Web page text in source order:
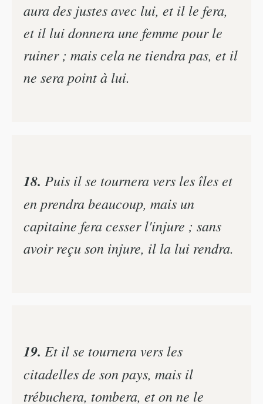
aura des justes avec lui, et il le fera,
et il lui donnera une femme pour le
ruiner ; mais cela ne tiendra pas, et il
ne sera point à lui.
18. Puis il se tournera vers les îles et
en prendra beaucoup, mais un
capitaine fera cesser l'injure ; sans
avoir reçu son injure, il la lui rendra.
19. Et il se tournera vers les
citadelles de son pays, mais il
trébuchera, tombera, et on ne le